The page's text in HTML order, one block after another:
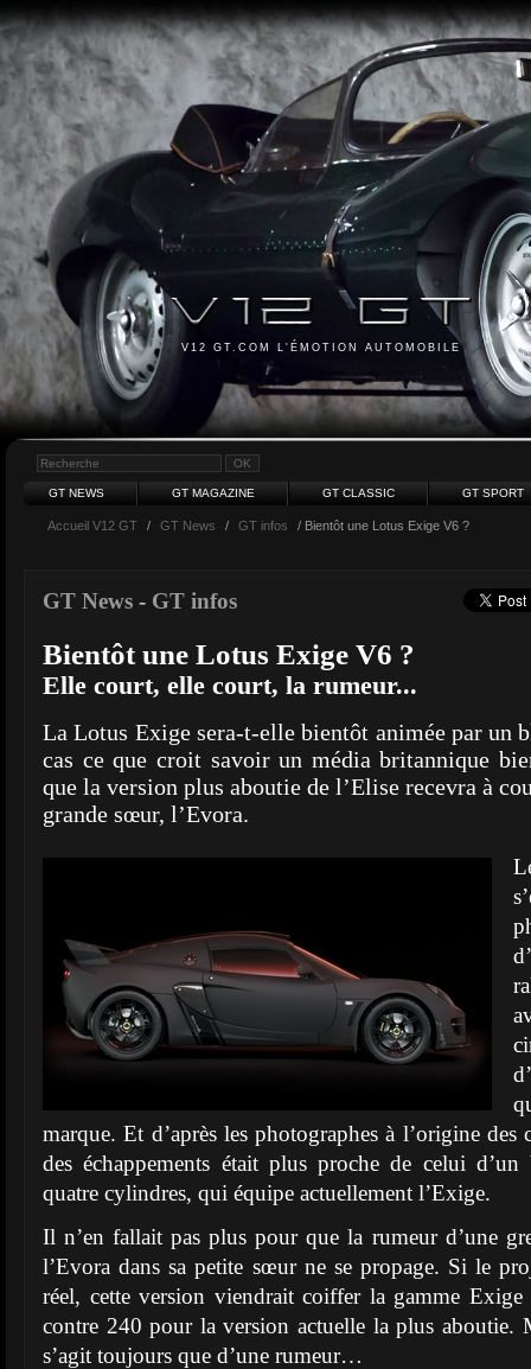
V12 GT.COM L'ÉMOTION AUTOMOBILE
GT NEWS GT MAGAZINE GT CLASSIC GT SPORT
Accueil V12 GT / GT News / GT infos / Bientôt une Lotus Exige V6 ?
GT News - GT infos
Bientôt une Lotus Exige V6 ?
Elle court, elle court, la rumeur...
La Lotus Exige sera-t-elle bientôt animée par un
cas ce que croit savoir un média britannique
que la version plus aboutie de l’Elise recevra à
grande sœur, l’Evora.
marque. Et d’après les photographes à l’origine
des échappements était plus proche de celui
quatre cylindres, qui équipe actuellement l’Exige.
Il n’en fallait pas plus pour que la rumeur d’une
l’Evora dans sa petite sœur ne se propage. Si le
réel, cette version viendrait coiffer la gamme Exige
contre 240 pour la version actuelle la plus aboutie.
s’agit toujours que d’une rumeur…